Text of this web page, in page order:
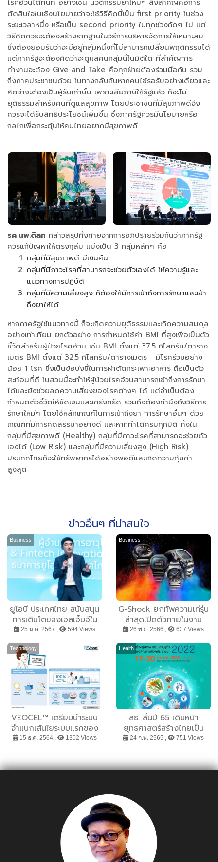
โรคอ้วนได้ทันที อย่างเช่น นวัตกรรมยาใหม่ๆ สิ่งสำคัญคือการ
ตัดสินใจในเชิงนโยบายว่าจะใช้วิธีคิดนี้เป็น first priority ในช่วง
ระยะเวลาหนึ่ง หรือเป็น second priority ในทุกช่วงถัดๆ ไป แต่
วิธีคิดควรจะต้องสร้างรากฐานในวิธีการบริหารจัดการให้เหมาะสม
ซึ่งต้องยอมรับว่าจะมีอยู่กลุ่มหนึ่งที่ไม่สามารถเปลี่ยนพฤติกรรมได้
แต่ภาครัฐจะต้องคิดว่าจะดูแลคนกลุ่มนี้ในมิติใด ที่สำคัญการ
ทำงานจะต้อง Give and Take คือทุกฝ่ายต้องร่วมมือกัน รวม
ถึงภาคประชาชนด้วย ในทางกลับกันหากคนไข้รอรับอย่างเดียวและ
คิดว่าจะต้องเป็นผู้รับเท่านั้น เพราะเสียภาษีให้รัฐแล้ว ก็จะไม่
ยุติธรรมสำหรับคนที่ดูแลสุขภาพ โดยประชาชนที่มีสุขภาพดีจึง
ควรจะได้รับสิทธิประโยชน์เพิ่มขึ้น ซึ่งภาครัฐควรมีนโยบายหรือ
กลไกเพื่อกระตุ้นให้คนไทยอยากมีสุขภาพดี
รศ.นพ.ดิลก กล่าวสรุปทิ้งท้ายจากการอภิปรายร่วมกันว่าภาครัฐ
ควรแก้ปัญหาให้ตรงกุล่ม แบ่งเป็น 3 กลุ่มหลักๆ คือ
กลุ่มที่มีสุขภาพดี มีเงินคืน
กลุ่มที่มีภาวะโรคที่สามารถจะช่วยตัวเองได้ ให้ความรู้และ
แนวทางการปฏิบัติ
กลุ่มที่มีความเสี่ยงสูง ก็ต้องให้มีการเข้าถึงการรักษาและเข้า
ถึงยาให้ได้
หากภาครัฐใช้แนวทางนี้ ก็จะเกิดความยุติธรรมและเกิดความสมดุล
อย่างเท่าเทียม ยกตัวอย่าง การกำหนดใช้ค่า BMI ที่สูงเพื่อเป็นตัว
ชี้วัดสำหรับผู้ป่วยโรคอ้วน เช่น BMI ตั้งแต่ 37.5 กิโลกรัม/ตาราง
เมตร BMI ตั้งแต่ 32.5 กิโลกรัม/ตารางเมตร มีโรคร่วมอย่าง
น้อย 1 โรค ซึ่งเป็นข้อบ่งชี้ในการผ่าตัดกระเพาะอาหาร ถือเป็นตัว
สะท้อนที่ดี ในส่วนนี้จะทำให้ผู้ป่วยโรคอ้วนสามารถเข้าถึงการรักษา
ได้และยังช่วยลดความเสี่ยงของโรคต่างๆ ได้ แต่จำเป็นต้อง
กำหนดตัวชี้วัดให้ชัดเจนและเคร่งครัด รวมถึงต้องคำนึงถึงวิธีการ
รักษาใหม่ๆ โดยใช้หลักเกณฑ์ในการเข้าถึงยา การรักษาอื่นๆ ด้วย
เกณฑ์ที่มีการคัดสรรมาอย่างดี และหากทำได้ครบทุกมิติ ทั้งใน
กลุ่มที่มีสุขภาพดี (Healthy) กลุ่มที่มีภาวะโรคที่สามารถจะช่วยตัว
เองได้ (Low Risk) และกลุ่มที่มีความเสี่ยงสูง (High Risk)
ประเทศไทยก็จะใช้ทรัพยากรได้อย่างพอดีและเกิดความคุ้มค่า
สูงสุด
ข่าวอื่นๆ ที่น่าสนใจ
Business
ยูโอบี ประเทศไทย สนับสนุน
การเติบโตของเอสเอ็มอีใน
ภาคธุรกิจท่องเที่ยว กับ
โครงการ Sustainability
Innovation
25 ม.ค. 2567 , 594 Views
Business
G-Shock ยกทัพความเท่รุ่น
ล่าสุดเปิดตัวภายในงาน
“Central The Ultimate
Watch Fair2023”
26 พ.ย. 2566 , 637 Views
Technology
VEOCEL™ เตรียมนำระบบ
จำแนกเส้นใยระบบแรกของ
อุตสาหกรรม มาใช้ใน
อุตสาหกรรมความงามอย่าง
15 ธ.ค. 2564 , 1302 Views
Health
สธ. ลั่นปี 65 เดินหน้า
ยุทธศาสตร์สร้างไทยเป็น
ศูนย์กลางด้านการแพทย์และ
เนชั่นแนล เฮลท์ เอ็กซ์โป
สาธารณสุขระดับนานาชาติ
24 ก.พ. 2565 , 751 Views